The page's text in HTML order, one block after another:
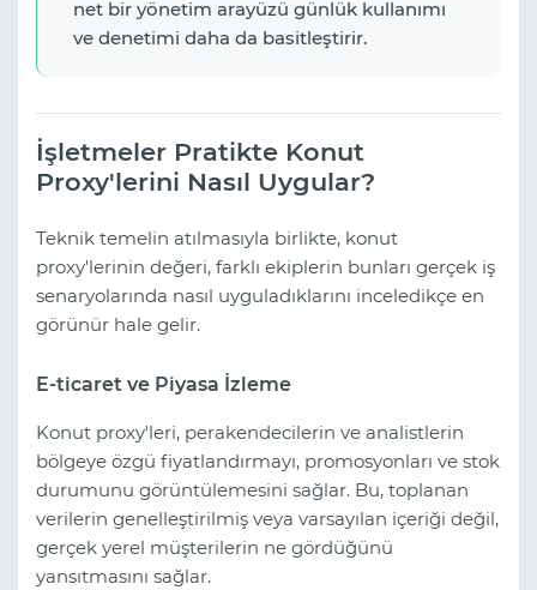
net bir yönetim arayüzü günlük kullanımı
ve denetimi daha da basitleştirir.
İşletmeler Pratikte Konut
Proxy'lerini Nasıl Uygular?
Teknik temelin atılmasıyla birlikte, konut
proxy'lerinin değeri, farklı ekiplerin bunları gerçek iş
senaryolarında nasıl uyguladıklarını inceledikçe en
görünür hale gelir.
E-ticaret ve Piyasa İzleme
Konut proxy'leri, perakendecilerin ve analistlerin
bölgeye özgü fiyatlandırmayı, promosyonları ve stok
durumunu görüntülemesini sağlar. Bu, toplanan
verilerin genelleştirilmiş veya varsayılan içeriği değil,
gerçek yerel müşterilerin ne gördüğünü
yansıtmasını sağlar.